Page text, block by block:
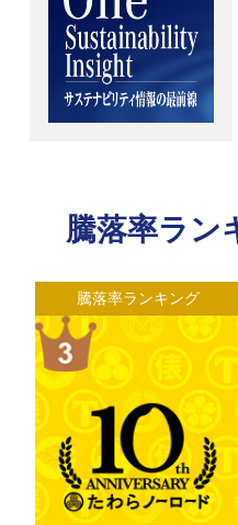
騰落率ラン
騰落率ランキング